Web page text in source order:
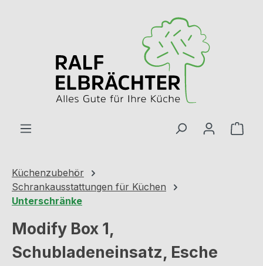
Küchenzubehör
Schrankausstattungen für Küchen
Unterschränke
Modify Box 1,
Schubladeneinsatz, Esche